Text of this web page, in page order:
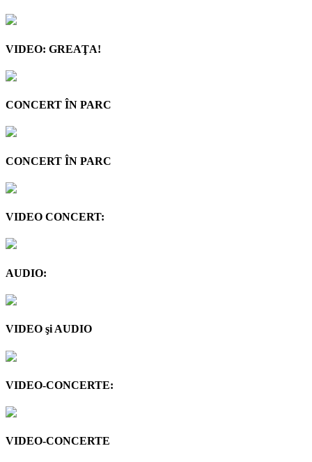
VIDEO: GREAŢA!
CONCERT ÎN PARC
CONCERT ÎN PARC
VIDEO CONCERT:
AUDIO:
VIDEO şi AUDIO
VIDEO-CONCERTE:
VIDEO-CONCERTE